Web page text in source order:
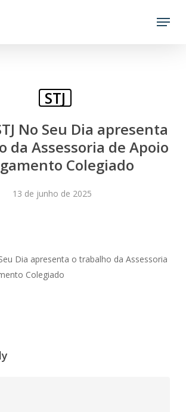
Menu
STJ
No Seu Dia apresenta
da Assessoria de Apoio
Colegiado
13 de junho de 2025
Dia apresenta o trabalho da Assessoria
Colegiado